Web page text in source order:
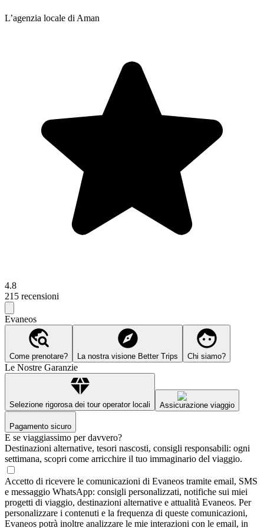
L’agenzia locale di Aman
4.8
215 recensioni
Evaneos
Come prenotare? La nostra visione Better Trips Chi siamo?
Le Nostre Garanzie
Selezione rigorosa dei tour operator locali Assicurazione viaggio
Pagamento sicuro
E se viaggiassimo per davvero?
Destinazioni alternative, tesori nascosti, consigli responsabili: ogni
settimana, scopri come arricchire il tuo immaginario del viaggio.
Accetto di ricevere le comunicazioni di Evaneos tramite email, SMS
e messaggio WhatsApp: consigli personalizzati, notifiche sui miei
progetti di viaggio, destinazioni alternative e attualità Evaneos. Per
personalizzare i contenuti e la frequenza di queste comunicazioni,
Evaneos potrà inoltre analizzare le mie interazioni con le email, in